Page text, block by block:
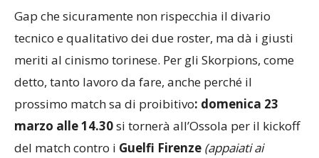
Gap che sicuramente non rispecchia il divario
tecnico e qualitativo dei due roster, ma dà i giusti
meriti al cinismo torinese. Per gli Skorpions, come
detto, tanto lavoro da fare, anche perché il
prossimo match sa di proibitivo: domenica 23
marzo alle 14.30 si tornerà all’Ossola per il kickoff